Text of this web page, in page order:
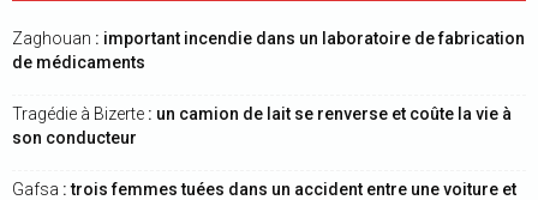
Zaghouan : important incendie dans un laboratoire de fabrication
de médicaments
Tragédie à Bizerte : un camion de lait se renverse et coûte la vie à
son conducteur
Gafsa : trois femmes tuées dans un accident entre une voiture et